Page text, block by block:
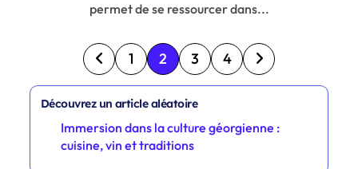
permet de se ressourcer dans...
Posts pagination
1 2 3 4
Découvrez un article aléatoire
Immersion dans la culture géorgienne :
cuisine, vin et traditions